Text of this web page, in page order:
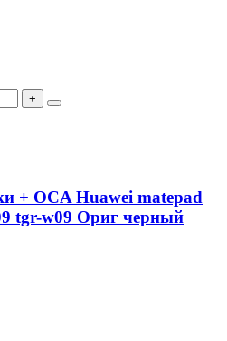
+
+ OCA Huawei matepad
tgr-w09 Ориг черный